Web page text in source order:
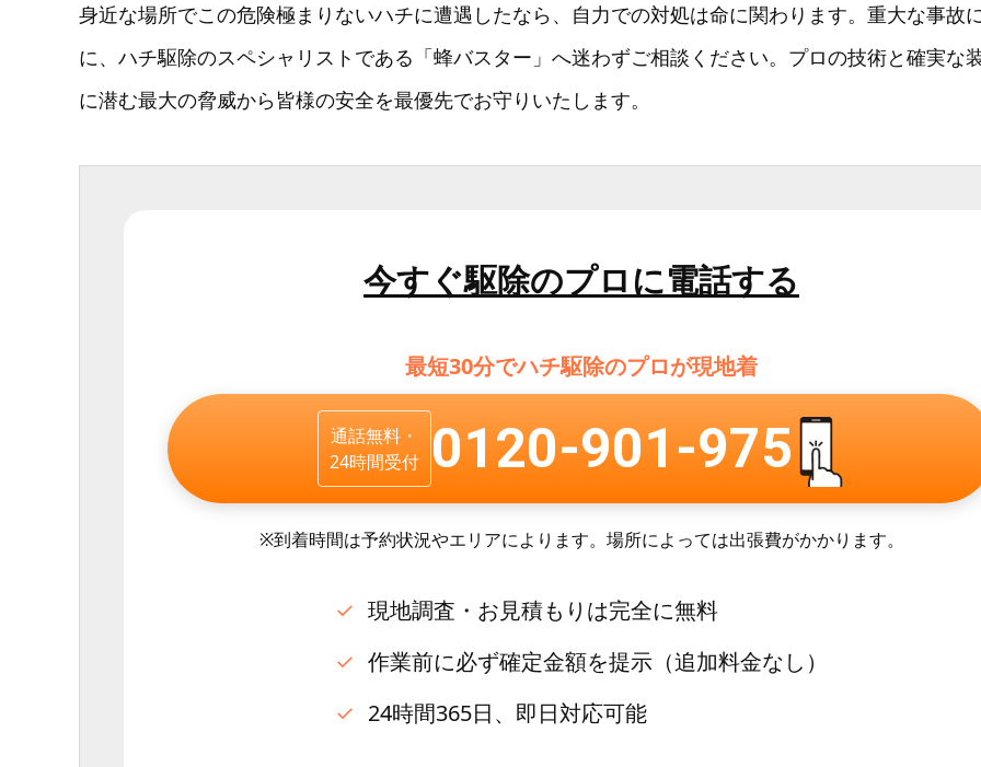
身近な場所でこの危険極まりないハチに遭遇したなら、自力での対処は命に関わります。重大な事故
に、ハチ駆除のスペシャリストである「蜂バスター」へ迷わずご相談ください。プロの技術と確実な
に潜む最大の脅威から皆様の安全を最優先でお守りいたします。
今すぐ駆除のプロに電話する
最短30分でハチ駆除のプロが現地着
通話無料・
24時間受付 0120-901-975
※到着時間は予約状況やエリアによります。場所によっては出張費がかかります。
現地調査・お見積もりは完全に無料
作業前に必ず確定金額を提示（追加料金なし）
24時間365日、即日対応可能